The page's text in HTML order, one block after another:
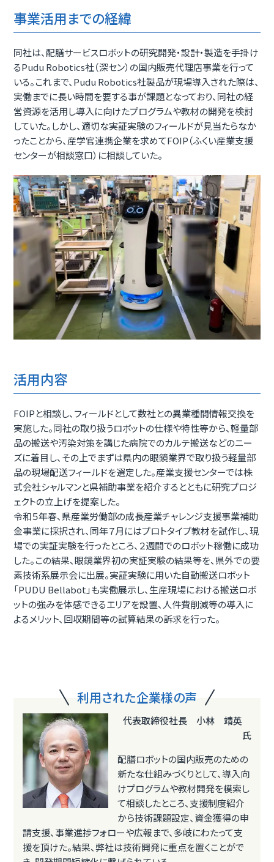
事業活用までの経緯
同社は、配膳サービスロボットの研究開発・設計・製造を手掛け
るPudu Robotics社（深セン）の国内販売代理店事業を行って
いる。これまで、Pudu Robotics社製品が現場導入された際は、
実働までに長い時間を要する事が課題となっており、同社の経
営資源を活用し導入に向けたプログラムや教材の開発を検討
していた。しかし、適切な実証実験のフィールドが見当たらなか
ったことから、産学官連携企業を求めてFOIP（ふくい産業支援
センターが相談窓口）に相談していた。
活用内容
FOIPと相談し、フィールドとして数社との異業種間情報交換を
実施した。同社の取り扱うロボットの仕様や特性等から、軽量部
品の搬送や汚染対策を講じた病院でのカルテ搬送などのニー
ズに着目し、その上でまずは県内の眼鏡業界で取り扱う軽量部
品の現場配送フィールドを選定した。産業支援センターでは株
式会社シャルマンと県補助事業を紹介するとともに研究プロジ
ェクトの立上げを提案した。
令和５年春、県産業労働部の成長産業チャレンジ支援事業補助
金事業に採択され、同年７月にはプロトタイプ教材を試作し、現
場での実証実験を行ったところ、２週間でのロボット稼働に成功
した。この結果、眼鏡業界初の実証実験の結果等を、県外での要
素技術系展示会に出展。実証実験に用いた自動搬送ロボット
「PUDU Bellabot」も実働展示し、生産現場における搬送ロボ
ットの強みを体感できるエリアを設置、人件費削減等の導入に
よるメリット、回収期間等の試算結果の訴求を行った。
利用された企業様の声
代表取締役社長 小林 靖英
氏
配膳ロボットの国内販売のための
新たな仕組みづくりとして、導入向
けプログラムや教材開発を模索し
て相談したところ、支援制度紹介
から技術課題設定、資金獲得の申
請支援、事業進捗フォローや広報まで、多岐にわたって支
援を頂けた。結果、弊社は技術開発に重点を置くことがで